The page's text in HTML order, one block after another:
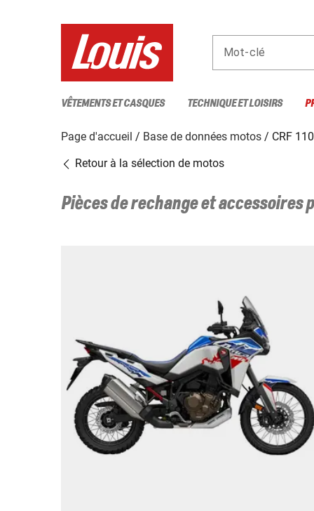
Mot-clé
VÊTEMENTS ET CASQUES TECHNIQUE ET LOISIRS
Page d'accueil Base de données motos
CRF
Retour à la sélection de motos
Pièces de rechange et accessoires